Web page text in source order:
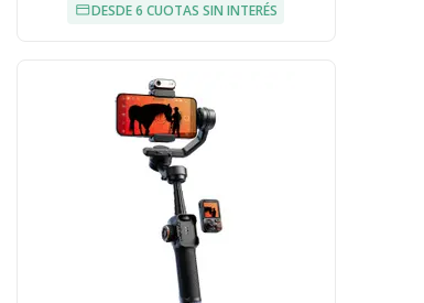
DESDE 6 CUOTAS SIN INTERÉS